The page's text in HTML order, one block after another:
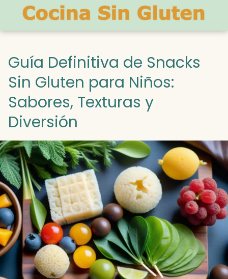
Guía Definitiva de Snacks
Sin Gluten para Niños:
Sabores, Texturas y
Diversión